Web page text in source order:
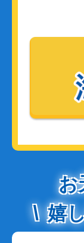
お
嬉